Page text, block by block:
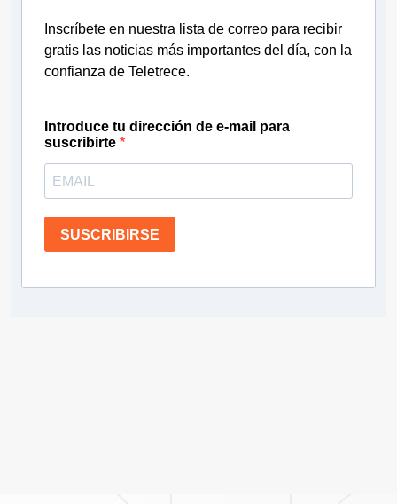
Inscríbete en nuestra lista de correo para recibir
gratis las noticias más importantes del día, con la
confianza de Teletrece.
Introduce tu dirección de e-mail para
suscribirte
SUSCRIBIRSE